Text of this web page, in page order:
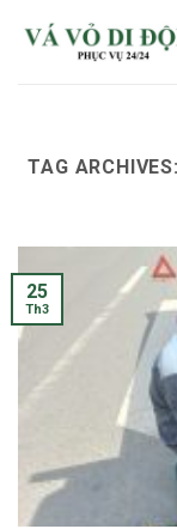
TAG ARCHIVES:
25
Th3